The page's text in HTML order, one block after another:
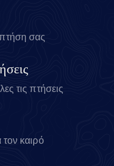
σας
τις πτήσεις
τον καιρό